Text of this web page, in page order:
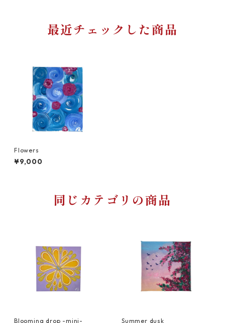
最近チェックした商品
Flowers
¥9,000
同じカテゴリの商品
Blooming drop -mini- Summer dusk